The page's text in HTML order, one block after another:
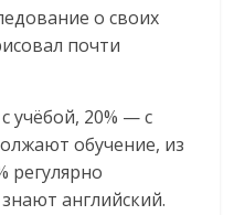
о своих
почти
учёбой, 20% — с
обучение, из
регулярно
английский.